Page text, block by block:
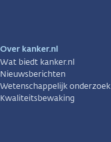
Over kanker.nl
Wat biedt kanker.nl
Nieuwsberichten
Wetenschappelijk onderzoek
Kwaliteitsbewaking